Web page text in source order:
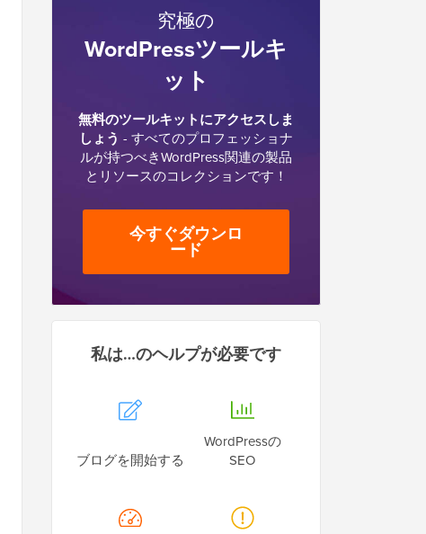
究極の
WordPressツールキ
ット
無料のツールキットにアクセスしま
しょう - すべてのプロフェッショナ
ルが持つべきWordPress関連の製品
とリソースのコレクションです！
今すぐダウンロ
ード
私は…のヘルプが必要です
ブログを開始する
WordPressの
SEO